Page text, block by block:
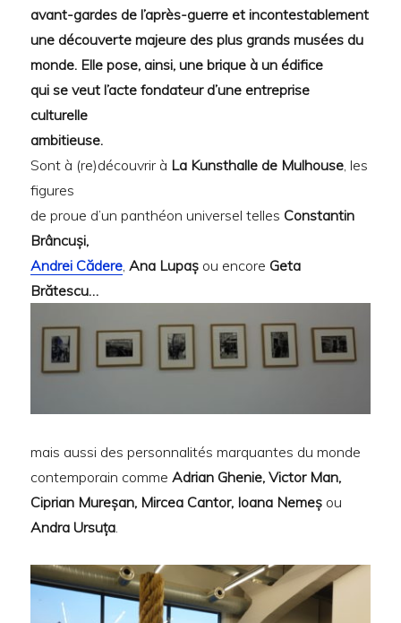
avant-gardes de l’après-guerre et incontestablement
une découverte majeure des plus grands musées du
monde. Elle pose, ainsi, une brique à un édifice
qui se veut l’acte fondateur d’une entreprise
culturelle
ambitieuse.
Sont à (re)découvrir à La Kunsthalle de Mulhouse, les
figures
de proue d’un panthéon universel telles Constantin
Brâncuși,
Andrei Cădere, Ana Lupaș ou encore Geta
Brătescu…
mais aussi des personnalités marquantes du monde
contemporain commeAdrian Ghenie, Victor Man,
Ciprian Mureșan, Mircea Cantor, Ioana Nemeș ou
Andra Ursuța.